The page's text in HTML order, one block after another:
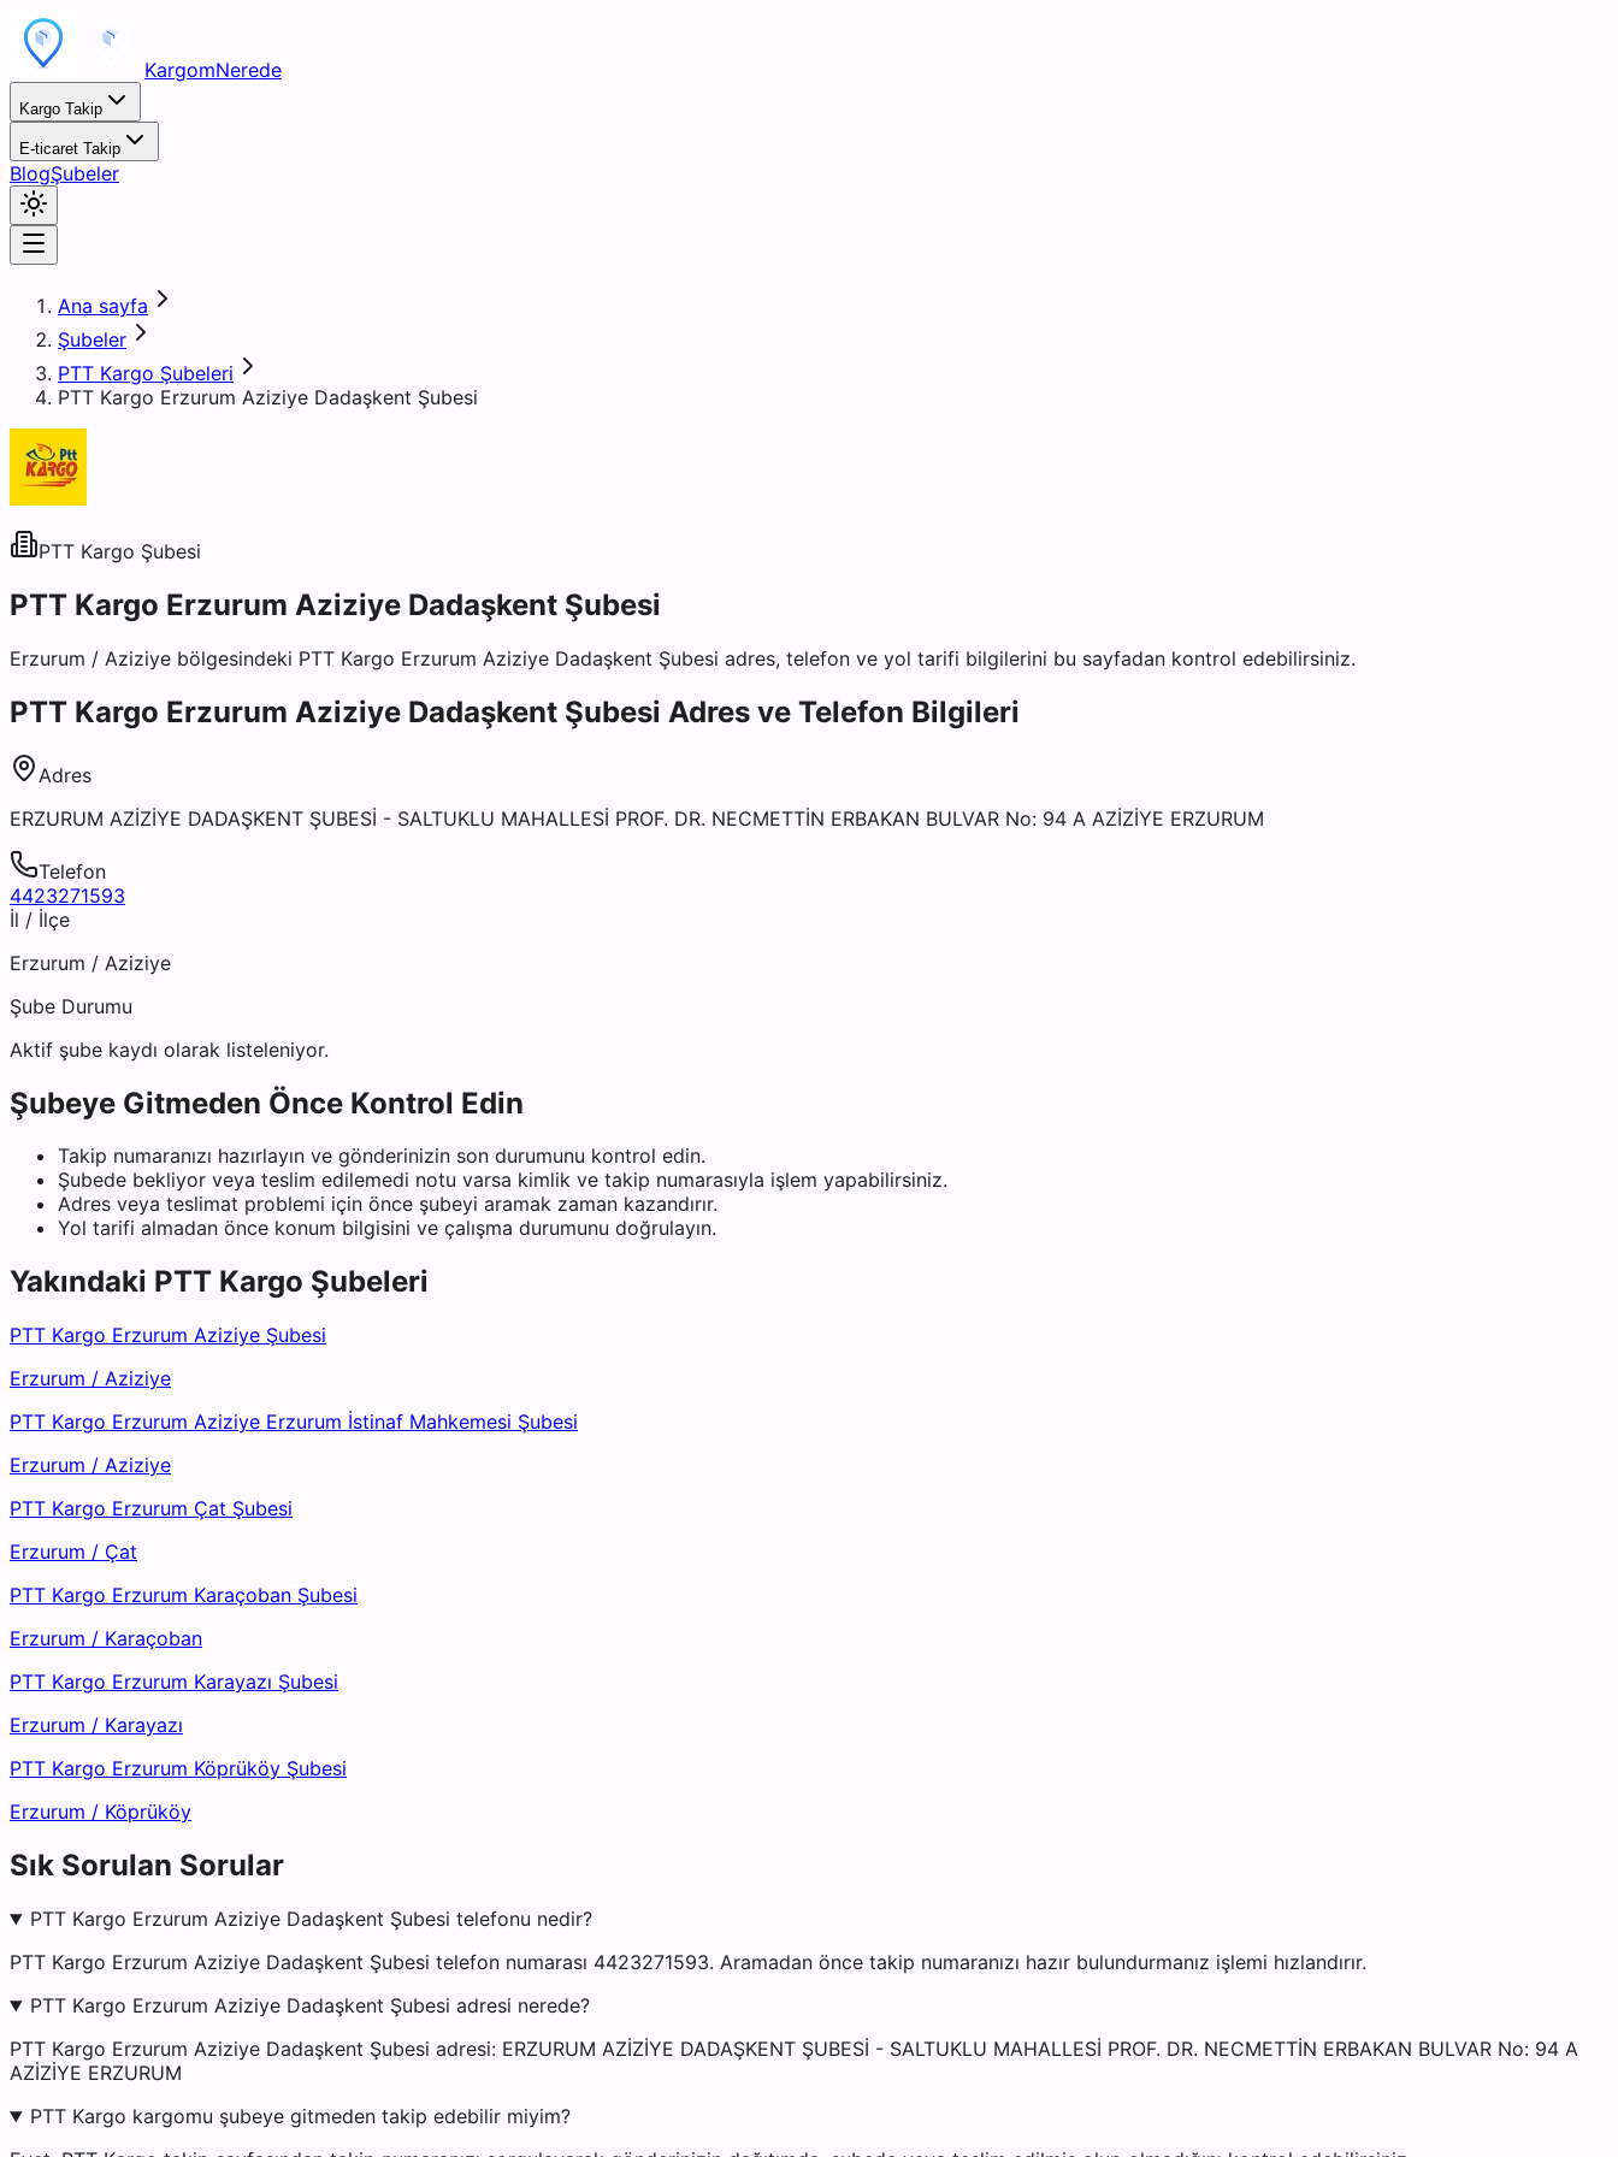
KargomNerede
Kargo Takip
E-ticaret Takip
BlogŞubeler
Ana sayfa
Şubeler
PTT Kargo Şubeleri
PTT Kargo Erzurum Aziziye Dadaşkent Şubesi
PTT Kargo Şubesi
PTT Kargo Erzurum Aziziye Dadaşkent Şubesi
Erzurum / Aziziye bölgesindeki PTT Kargo Erzurum Aziziye Dadaşkent Şubesi adres, telefon ve yol tarifi bilgilerini bu sayfadan kontrol edebilirsiniz.
PTT Kargo Erzurum Aziziye Dadaşkent Şubesi Adres ve Telefon Bilgileri
Adres
ERZURUM AZİZİYE DADAŞKENT ŞUBESİ - SALTUKLU MAHALLESİ PROF. DR. NECMETTİN ERBAKAN BULVAR No: 94 A AZİZİYE ERZURUM
Telefon
4423271593
İl / İlçe
Erzurum / Aziziye
Şube Durumu
Aktif şube kaydı olarak listeleniyor.
Şubeye Gitmeden Önce Kontrol Edin
Takip numaranızı hazırlayın ve gönderinizin son durumunu kontrol edin.
Şubede bekliyor veya teslim edilemedi notu varsa kimlik ve takip numarasıyla işlem yapabilirsiniz.
Adres veya teslimat problemi için önce şubeyi aramak zaman kazandırır.
Yol tarifi almadan önce konum bilgisini ve çalışma durumunu doğrulayın.
Yakındaki PTT Kargo Şubeleri
PTT Kargo Erzurum Aziziye Şubesi
Erzurum / Aziziye
PTT Kargo Erzurum Aziziye Erzurum İstinaf Mahkemesi Şubesi
Erzurum / Aziziye
PTT Kargo Erzurum Çat Şubesi
Erzurum / Çat
PTT Kargo Erzurum Karaçoban Şubesi
Erzurum / Karaçoban
PTT Kargo Erzurum Karayazı Şubesi
Erzurum / Karayazı
PTT Kargo Erzurum Köprüköy Şubesi
Erzurum / Köprüköy
Sık Sorulan Sorular
PTT Kargo Erzurum Aziziye Dadaşkent Şubesi telefonu nedir?
PTT Kargo Erzurum Aziziye Dadaşkent Şubesi telefon numarası 4423271593. Aramadan önce takip numaranızı hazır bulundurmanız işlemi hızlandırır.
PTT Kargo Erzurum Aziziye Dadaşkent Şubesi adresi nerede?
PTT Kargo Erzurum Aziziye Dadaşkent Şubesi adresi: ERZURUM AZİZİYE DADAŞKENT ŞUBESİ - SALTUKLU MAHALLESİ PROF. DR. NECMETTİN ERBAKAN BULVAR No: 94 A
AZİZİYE ERZURUM
PTT Kargo kargomu şubeye gitmeden takip edebilir miyim?